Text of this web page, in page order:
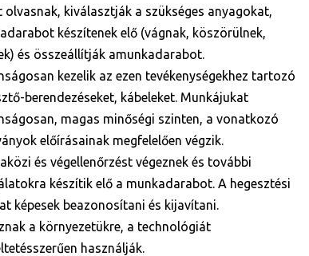
olvasnak, kiválasztják a szükséges anyagokat,
készítenek elő (vágnak, köszörülnek,
és összeállítják amunkadarabot.
kezelik az ezen tevékenységekhez tartozó
berendezéseket, kábeleket. Munkájukat
magas minőségi szinten, a vonatkozó
előírásainak megfelelően végzik.
és végellenőrzést végeznek és további
készítik elő a munkadarabot. A hegesztési
képesek beazonosítani és kijavítani.
a környezetükre, a technológiát
használják.